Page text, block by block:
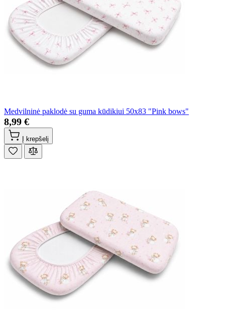
Medvilninė paklodė su guma kūdikiui 50x83 "Pink bows"
8,99 €
Į krepšelį